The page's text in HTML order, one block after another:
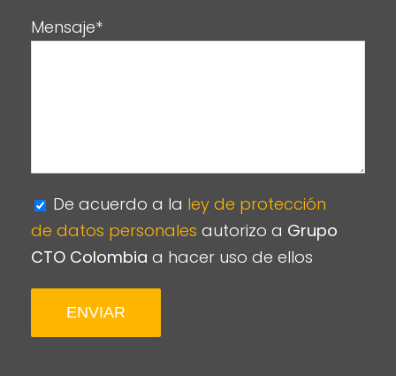
Mensaje*
De acuerdo a la ley de protección
de datos personales autorizo a Grupo
CTO Colombia a hacer uso de ellos